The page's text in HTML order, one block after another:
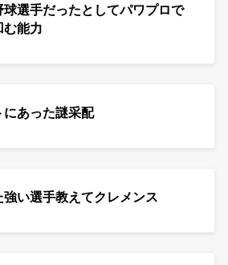
球選手だったとしてパワプロで
能力
あった謎采配
い選手教えてクレメンス